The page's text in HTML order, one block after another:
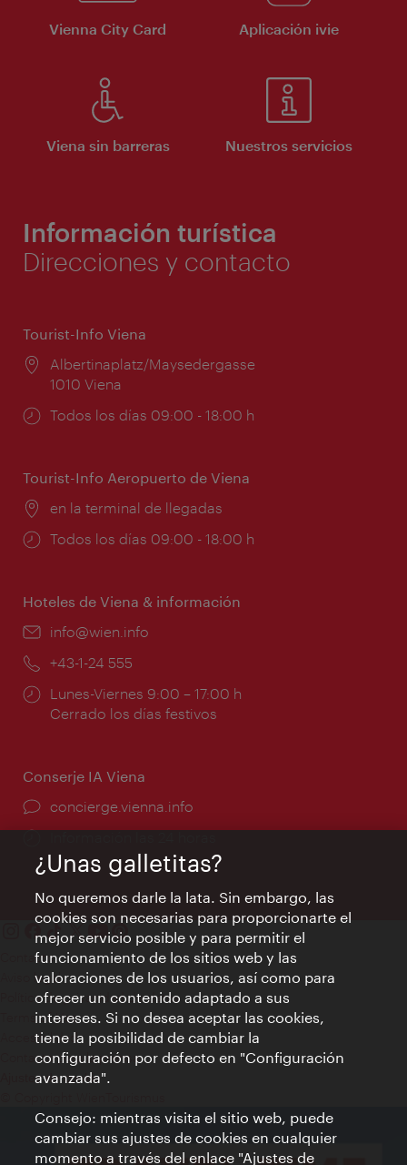
Vienna City Card Aplicación ivie
Viena sin barreras Nuestros servicios
Información turística
Direcciones y contacto
Tourist-Info Viena
Lugar:
Albertinaplatz/Maysedergasse
1010 Viena
Horarios
Todos los días 09:00 - 18:00 h
Tourist-Info Aeropuerto de Viena
Lugar:
en la terminal de llegadas
Horarios
Todos los días 09:00 - 18:00 h
Hoteles de Viena & información
e-
info@wien.info
Teléfono:
+43-1-24 555
Horarios
de
Lunes-Viernes 9:00 – 17:00 h
Cerrado los días festivos
Conserje IA Viena
concierge.vienna.info
Contacto
Aviso legal
Política de privacidad de datos
Terms of Use
Accesibilidad
Contacto para la prensa
Ajustes de cookie
¿Unas galletitas?
No queremos darle la lata. Sin embargo, las
cookies son necesarias para proporcionarte el
mejor servicio posible y para permitir el
funcionamiento de los sitios web y las
valoraciones de los usuarios, así como para
ofrecer un contenido adaptado a sus
intereses. Si no desea aceptar las cookies,
tiene la posibilidad de cambiar la
configuración por defecto en "Configuración
avanzada".
Consejo: mientras visita el sitio web, puede
cambiar sus ajustes de cookies en cualquier
momento a través del enlace "Ajustes de